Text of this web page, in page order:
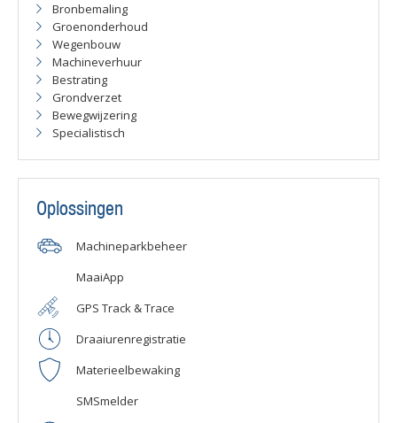
Bronbemaling
Groenonderhoud
Wegenbouw
Machineverhuur
Bestrating
Grondverzet
Bewegwijzering
Specialistisch
Oplossingen
Machineparkbeheer
MaaiApp
GPS Track & Trace
Draaiurenregistratie
Materieelbewaking
SMSmelder